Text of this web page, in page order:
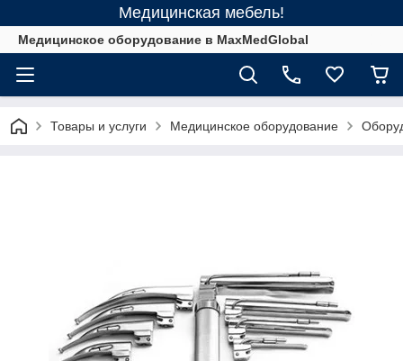
Медицинская мебель!
Медицинское оборудование в MaxMedGlobal
Товары и услуги Медицинское оборудование